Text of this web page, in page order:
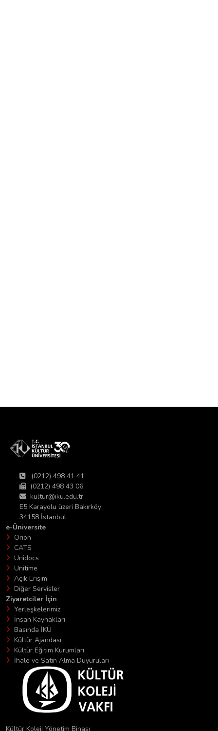
(0212) 498 41 41
(0212) 498 43 06
kultur@iku.edu.tr
E5 Karayolu üzeri Bakırköy
34158 İstanbul
e-Üniversite
Orion
CATS
Unidocs
Unitime
Açık Erişim
Diğer Servisler
Ziyaretciler İçin
Yerleşkelerimiz
İnsan Kaynakları
Basında İKÜ
Kültür Ajandası
Kültür Eğitim Kurumları
İhale ve Satın Alma Duyuruları
Kültür Koleji Yönetim Binası